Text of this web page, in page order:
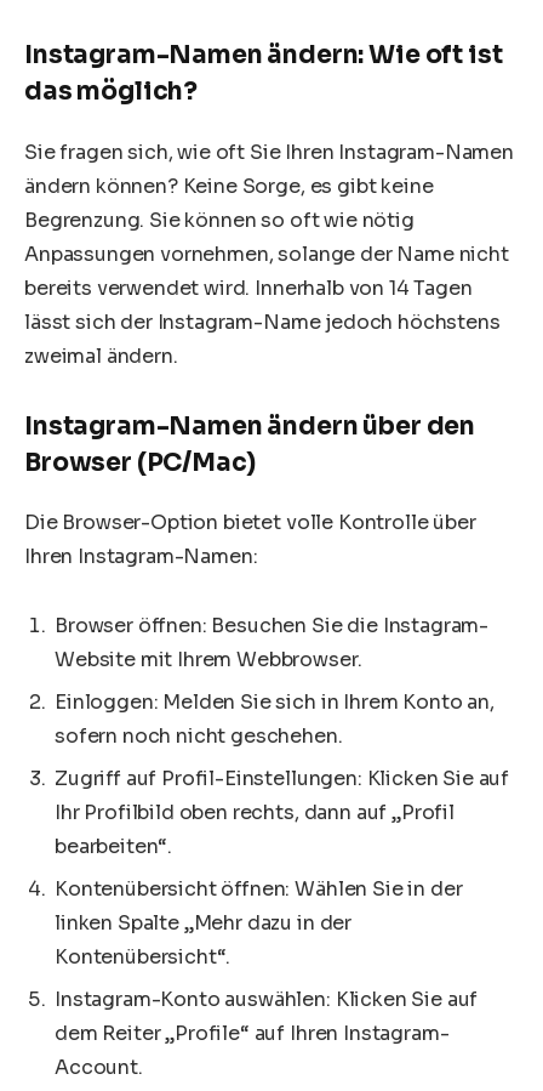
Instagram-Namen ändern: Wie oft ist
das möglich?
Sie fragen sich, wie oft Sie Ihren Instagram-Namen
ändern können? Keine Sorge, es gibt keine
Begrenzung. Sie können so oft wie nötig
Anpassungen vornehmen, solange der Name nicht
bereits verwendet wird. Innerhalb von 14 Tagen
lässt sich der Instagram-Name jedoch höchstens
zweimal ändern.
Instagram-Namen ändern über den
Browser (PC/Mac)
Die Browser-Option bietet volle Kontrolle über
Ihren Instagram-Namen:
Browser öffnen: Besuchen Sie die Instagram-
Website mit Ihrem Webbrowser.
Einloggen: Melden Sie sich in Ihrem Konto an,
sofern noch nicht geschehen.
Zugriff auf Profil-Einstellungen: Klicken Sie auf
Ihr Profilbild oben rechts, dann auf „Profil
bearbeiten“.
Kontenübersicht öffnen: Wählen Sie in der
linken Spalte „Mehr dazu in der
Kontenübersicht“.
Instagram-Konto auswählen: Klicken Sie auf
dem Reiter „Profile“ auf Ihren Instagram-
Account.